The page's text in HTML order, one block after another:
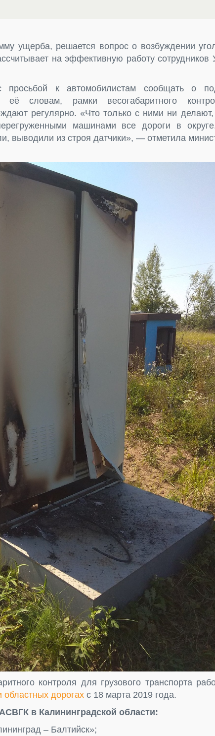
ущерба, решается вопрос о возбуждении
на эффективную работу
просьбой к автомобилистам сообщать о
словам, рамки весогабаритного
регулярно. «Что только с ними ни делают,
машинами все дороги в
выводили из строя датчики», — отметила
контроля для грузового транспорта
областных дорогах с 18 марта 2019 года.
в Калининградской области:
– Балтийск»;